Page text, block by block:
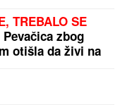
GLAVU I
Vučić o
i
U